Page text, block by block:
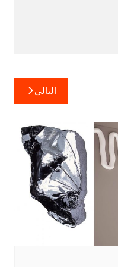
التالي